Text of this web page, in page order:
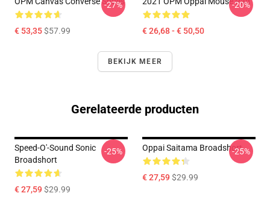
€ 53,35$57.99
-27%
€ 26,68 - € 50,50
-20%
BEKIJK MEER
Gerelateerde producten
Speed-O'-Sound Sonic
Broadshort
€ 27,59$29.99
-25% Oppai Saitama Broadshort
€ 27,59$29.99
-25%